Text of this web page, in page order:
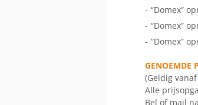
- “Domex”
- “Domex”
- “Domex”
GENOEMDE
(Geldig
Alle
Bel of mail